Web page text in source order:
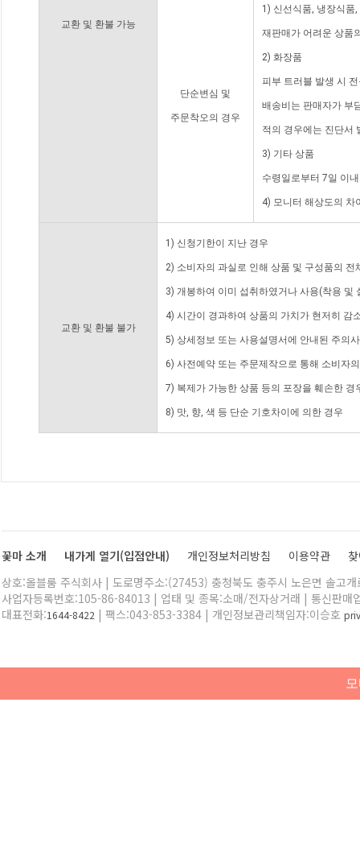
교환 및 환불 가능
단순변심 및
주문착오의 경우
1) 신선식품, 냉장식품
재판매가 어려운 상품
2) 화장품
피부 트러블 발생 시
배송비는 판매자가 부
적의 경우에는 진단서
3) 기타 상품
수령일로부터 7일 이
4) 모니터 해상도의 차
교환 및 환불 불가
1) 신청기한이 지난 경우
2) 소비자의 과실로 인해 상품 및 구성품의
3) 개봉하여 이미 섭취하였거나 사용(착용 및
4) 시간이 경과하여 상품의 가치가 현저히 감
5) 상세정보 또는 사용설명서에 안내된 주의
6) 사전예약 또는 주문제작으로 통해 소비자
7) 복제가 가능한 상품 등의 포장을 훼손한 경
8) 맛, 향, 색 등 단순 기호차이에 의한 경우
꽃마 소개 내가게 열기(입점안내) 개인정보처리방침 이용약관
상호:올블룸 주식회사 | 도로명주소:(27453) 충청북도 충주시 노은면 솔고
사업자등록번호:105-86-84013 | 업태 및 종목:소매/전자상거래 | 통신판매
대표전화:1644-8422 | 팩스:043-853-3384 | 개인정보관리책임자:이승호